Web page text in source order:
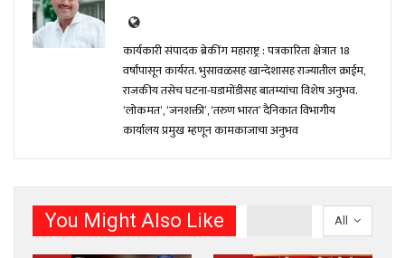
कार्यकारी संपादक ब्रेकींग महाराष्ट्र : पत्रकारिता क्षेत्रात 18
वर्षांपासून कार्यरत. भुसावळसह खान्देशासह राज्यातील क्राईम,
राजकीय तसेच घटना-घडामोंडीसह बातम्यांचा विशेष अनुभव.
‘लोकमत’, ‘जनशक्ती’, ‘तरुण भारत’ दैनिकात विभागीय
कार्यालय प्रमुख म्हणून कामकाजाचा अनुभव
All
You Might Also Like